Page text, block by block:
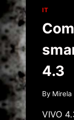
IT
4.3
By Mirela
VIVO